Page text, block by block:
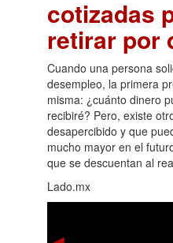
cotizadas
retirar por
Cuando una persona
desempleo, la primera
misma: ¿cuánto dinero
recibiré? Pero, existe
desapercibido y que
mucho mayor en el
que se descuentan al
Lado.mx